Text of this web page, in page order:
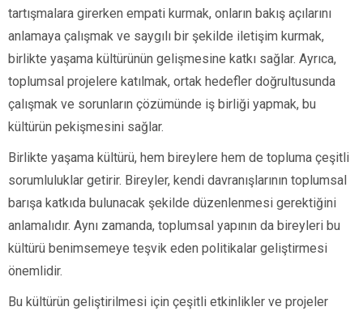
tartışmalara girerken empati kurmak, onların bakış açılarını
anlamaya çalışmak ve saygılı bir şekilde iletişim kurmak,
birlikte yaşama kültürünün gelişmesine katkı sağlar. Ayrıca,
toplumsal projelere katılmak, ortak hedefler doğrultusunda
çalışmak ve sorunların çözümünde iş birliği yapmak, bu
kültürün pekişmesini sağlar.
Birlikte yaşama kültürü, hem bireylere hem de topluma çeşitli
sorumluluklar getirir. Bireyler, kendi davranışlarının toplumsal
barışa katkıda bulunacak şekilde düzenlenmesi gerektiğini
anlamalıdır. Aynı zamanda, toplumsal yapının da bireyleri bu
kültürü benimsemeye teşvik eden politikalar geliştirmesi
önemlidir.
Bu kültürün geliştirilmesi için çeşitli etkinlikler ve projeler